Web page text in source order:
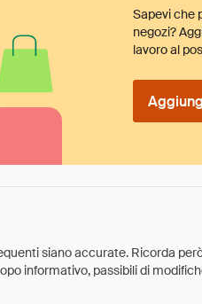
Sapevi che
negozi?
lavoro al
siano accurate. Ricorda
informativo, passibili di